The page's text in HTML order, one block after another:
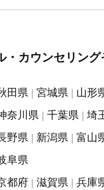
・カウンセリン
田県 宮城県 山形
奈川県 千葉県 埼
野県 新潟県 富山
阜県
都府 滋賀県 兵庫